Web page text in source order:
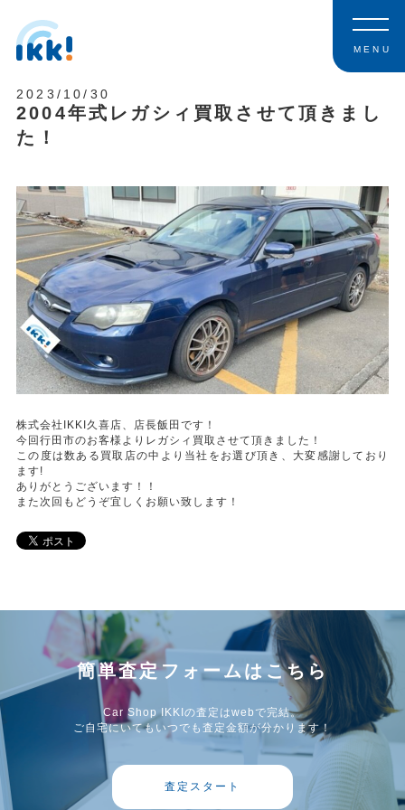
MENU
2023/10/30
2004年式レガシィ買取させて頂きまし
た！
株式会社IKKI久喜店、店長飯田です！
今回行田市のお客様よりレガシィ買取させて頂きました！
この度は数ある買取店の中より当社をお選び頂き、大変感謝しており
ます!
ありがとうございます！！
また次回もどうぞ宜しくお願い致します！
簡単査定フォームはこちら
Car Shop IKKIの査定はwebで完結。
ご自宅にいてもいつでも査定金額が分かります！
査定スタート